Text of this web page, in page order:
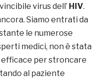
virus dell’ HIV.
Siamo entrati da
le numerose
medici, non è stata
efficace per stroncare
al paziente